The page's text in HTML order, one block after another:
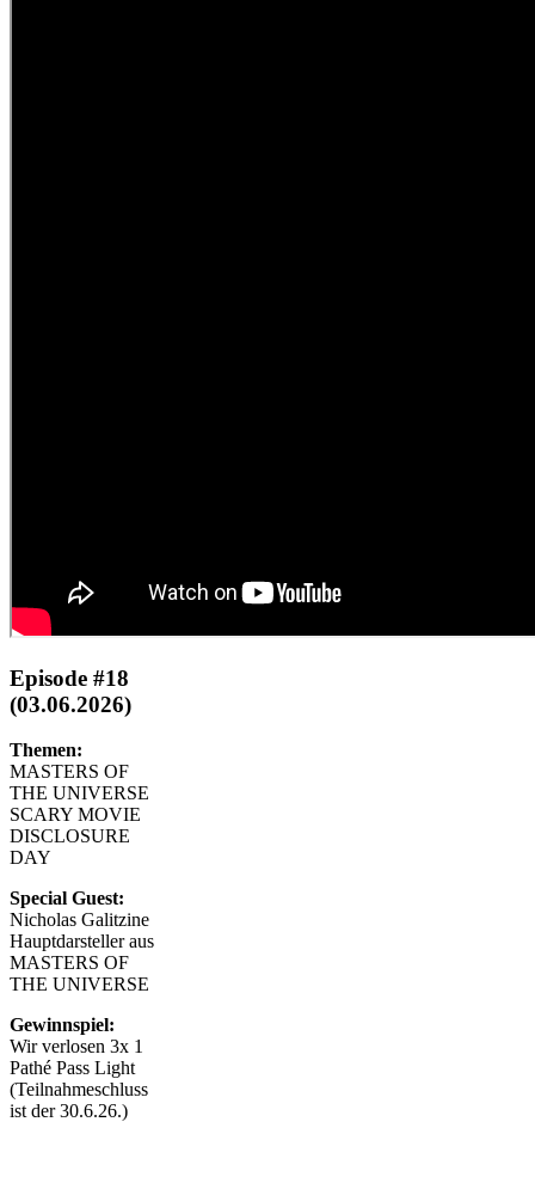
Episode #18
(03.06.2026)
Themen:
MASTERS OF
THE UNIVERSE
SCARY MOVIE
DISCLOSURE
DAY
Special Guest:
Nicholas Galitzine
Hauptdarsteller aus
MASTERS OF
THE UNIVERSE
Gewinnspiel:
Wir verlosen 3x 1
Pathé Pass Light
(Teilnahmeschluss
ist der 30.6.26.)